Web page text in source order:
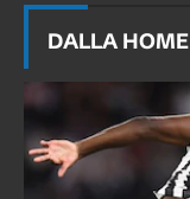
DALLA HOME